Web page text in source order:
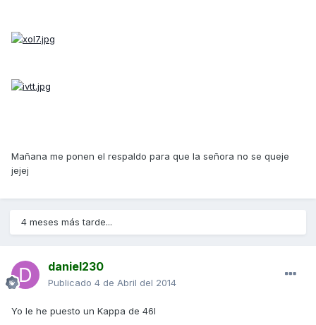
Mañana me ponen el respaldo para que la señora no se queje
jejej
4 meses más tarde...
daniel230
Publicado 4 de Abril del 2014
Yo le he puesto un Kappa de 46l